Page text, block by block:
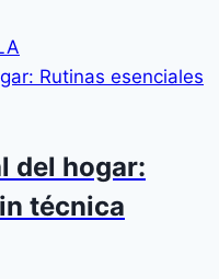
del hogar:
técnica